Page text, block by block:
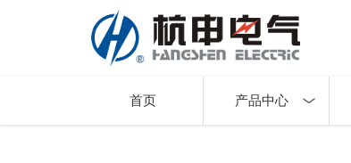
首页 产品中心